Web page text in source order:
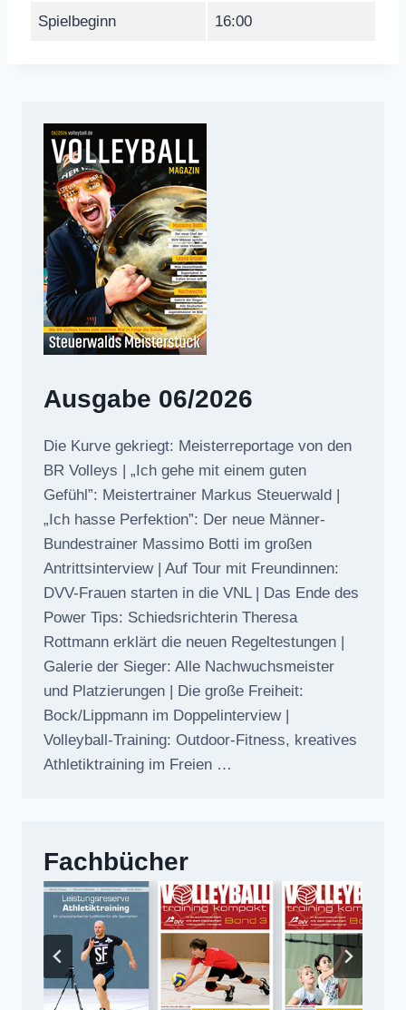
Spielbeginn 16:00
Ausgabe 06/2026
Die Kurve gekriegt: Meisterreportage von den
BR Volleys | „Ich gehe mit einem guten
Gefühl”: Meistertrainer Markus Steuerwald |
„Ich hasse Perfektion”: Der neue Männer-
Bundestrainer Massimo Botti im großen
Antrittsinterview | Auf Tour mit Freundinnen:
DVV-Frauen starten in die VNL | Das Ende des
Power Tips: Schiedsrichterin Theresa
Rottmann erklärt die neuen Regeltestungen |
Galerie der Sieger: Alle Nachwuchsmeister
und Platzierungen | Die große Freiheit:
Bock/Lippmann im Doppelinterview |
Volleyball-Training: Outdoor-Fitness, kreatives
Athletiktraining im Freien …
Fachbücher